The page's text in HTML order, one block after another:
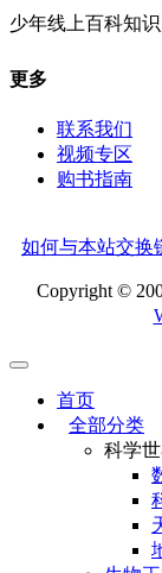
少年线上百科知
更多
联系我们
视频专区
购书指南
如何与本站交换
Copyright ©
首页
全部分类
科学